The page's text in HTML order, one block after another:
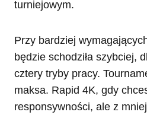
turniejowym.
Przy bardziej
będzie schodziła szybciej,
cztery tryby pracy.
maksa. Rapid 4K, gdy
responsywności, ale z